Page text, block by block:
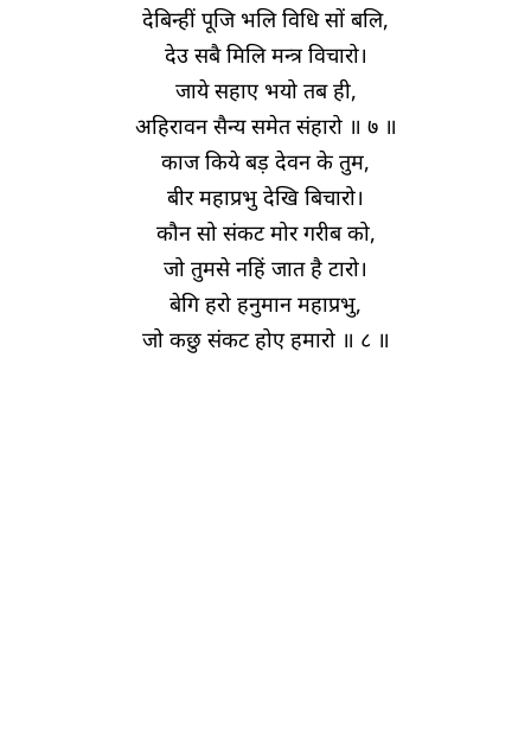
देबिन्हीं पूजि भलि विधि सों बलि,
देउ सबै मिलि मन्त्र विचारो।
जाये सहाए भयो तब ही,
अहिरावन सैन्य समेत संहारो ॥ ७ ॥
काज किये बड़ देवन के तुम,
बीर महाप्रभु देखि बिचारो।
कौन सो संकट मोर गरीब को,
जो तुमसे नहिं जात है टारो।
बेगि हरो हनुमान महाप्रभु,
जो कछु संकट होए हमारो ॥ ८ ॥